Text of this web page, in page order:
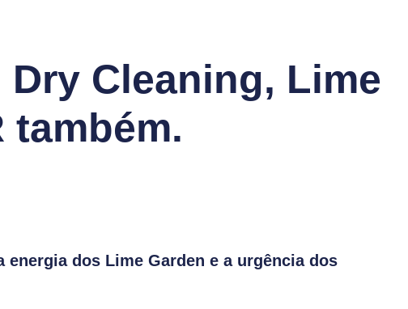
Cleaning, Lime
também.
dos Lime Garden e a urgência dos